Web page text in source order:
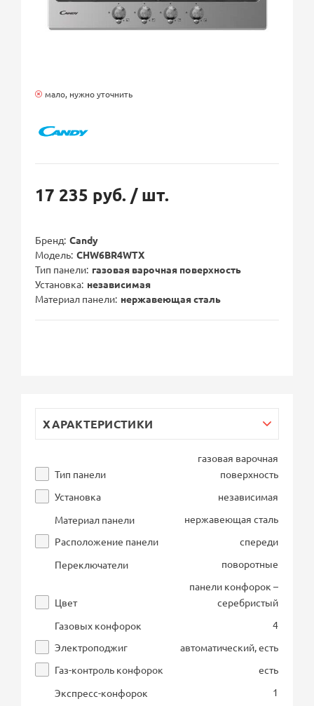
мало, нужно уточнить
17 235 руб. / шт.
Бренд Candy
Модель CHW6BR4WTX
Тип панели газовая варочная поверхность
Установка независимая
Материал панели нержавеющая сталь
ХАРАКТЕРИСТИКИ
Тип панели
газовая варочная
поверхность
Установка
независимая
Материал панели
нержавеющая сталь
Расположение панели
спереди
Переключатели
поворотные
Цвет
панели конфорок –
серебристый
Газовых конфорок
4
Электроподжиг
автоматический, есть
Газ-контроль конфорок
есть
Экспресс-конфорок
1